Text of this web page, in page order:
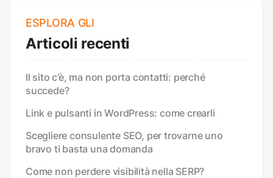
ESPLORA GLI
Articoli recenti
Il sito c’è, ma non porta contatti: perché
succede?
Link e pulsanti in WordPress: come crearli
Scegliere consulente SEO, per trovarne uno
bravo ti basta una domanda
Come non perdere visibilità nella SERP?